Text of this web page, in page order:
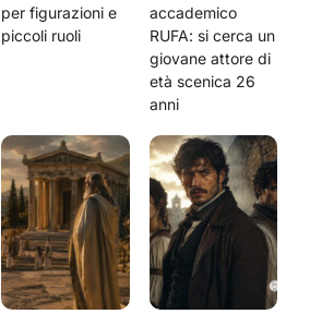
per figurazioni e
piccoli ruoli
accademico
RUFA: si cerca un
giovane attore di
età scenica 26
anni